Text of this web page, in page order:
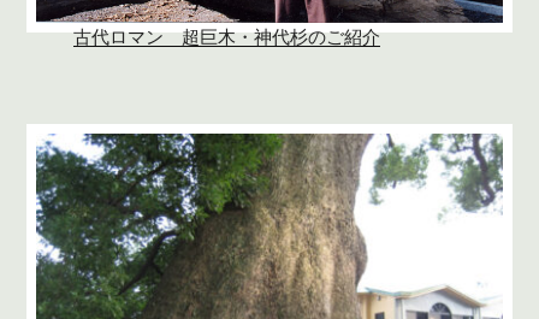
古代ロマン 超巨木・神代杉のご紹介